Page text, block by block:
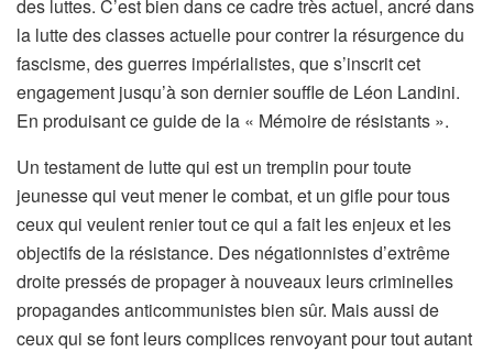
des luttes. C’est bien dans ce cadre très actuel, ancré dans
la lutte des classes actuelle pour contrer la résurgence du
fascisme, des guerres impérialistes, que s’inscrit cet
engagement jusqu’à son dernier souffle de Léon Landini.
En produisant ce guide de la « Mémoire de résistants ».
Un testament de lutte qui est un tremplin pour toute
jeunesse qui veut mener le combat, et un gifle pour tous
ceux qui veulent renier tout ce qui a fait les enjeux et les
objectifs de la résistance. Des négationnistes d’extrême
droite pressés de propager à nouveaux leurs criminelles
propagandes anticommunistes bien sûr. Mais aussi de
ceux qui se font leurs complices renvoyant pour tout autant